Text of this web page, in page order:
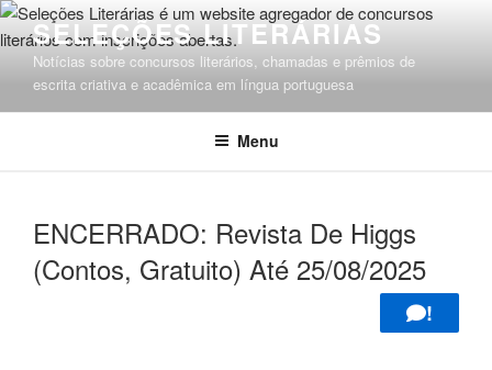
Pular
para
conteúdo
SELEÇÕES LITERÁRIAS
Notícias sobre concursos literários, chamadas e prêmios de
escrita criativa e acadêmica em língua portuguesa
Menu
ENCERRADO: Revista De Higgs
(Contos, Gratuito) Até 25/08/2025
!